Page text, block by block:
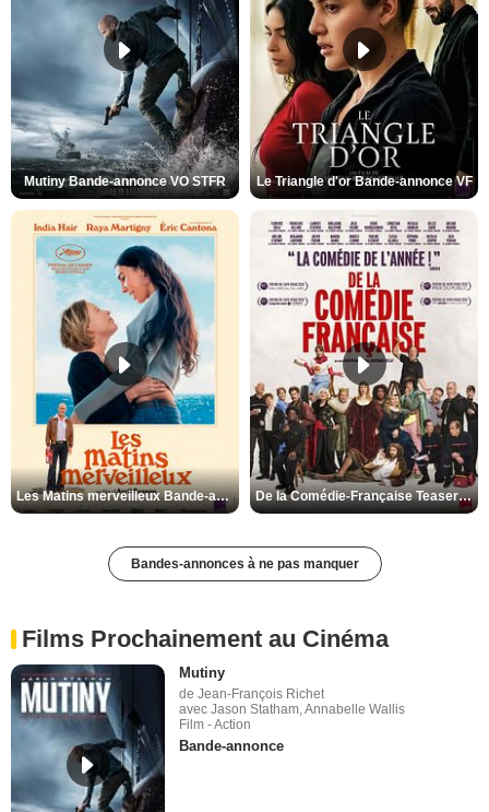
Mutiny Bande-annonce VO STFR Le Triangle d'or Bande-annonce VF
Les Matins merveilleux Bande-annonce VF De la Comédie-Française Teaser VF
Bandes-annonces à ne pas manquer
Films Prochainement au Cinéma
Mutiny
de Jean-François Richet
avec Jason Statham, Annabelle Wallis
Film - Action
Bande-annonce